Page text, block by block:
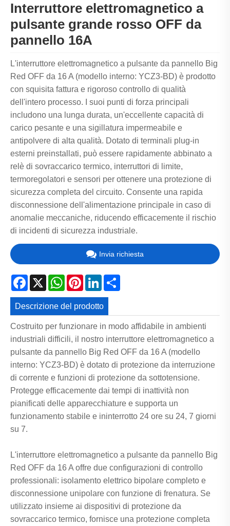
Interruttore elettromagnetico a
pulsante grande rosso OFF da
pannello 16A
L'interruttore elettromagnetico a pulsante da pannello Big
Red OFF da 16 A (modello interno: YCZ3-BD) è prodotto
con squisita fattura e rigoroso controllo di qualità
dell'intero processo. I suoi punti di forza principali
includono una lunga durata, un'eccellente capacità di
carico pesante e una sigillatura impermeabile e
antipolvere di alta qualità. Dotato di terminali plug-in
esterni preinstallati, può essere rapidamente abbinato a
relè di sovraccarico termico, interruttori di limite,
termoregolatori e sensori per ottenere una protezione di
sicurezza completa del circuito. Consente una rapida
disconnessione dell'alimentazione principale in caso di
anomalie meccaniche, riducendo efficacemente il rischio
di incidenti di sicurezza industriale.
Invia richiesta
Facebook
X WhatsApp
PinterestLinkedIn
Descrizione del prodotto
Costruito per funzionare in modo affidabile in ambienti
industriali difficili, il nostro interruttore elettromagnetico a
pulsante da pannello Big Red OFF da 16 A (modello
interno: YCZ3-BD) è dotato di protezione da interruzione
di corrente e funzioni di protezione da sottotensione.
Protegge efficacemente dai tempi di inattività non
pianificati delle apparecchiature e supporta un
funzionamento stabile e ininterrotto 24 ore su 24, 7 giorni
su 7.
L'interruttore elettromagnetico a pulsante da pannello Big
Red OFF da 16 A offre due configurazioni di controllo
professionali: isolamento elettrico bipolare completo e
disconnessione unipolare con funzione di frenatura. Se
utilizzato insieme ai dispositivi di protezione da
sovraccarico termico, fornisce una protezione completa